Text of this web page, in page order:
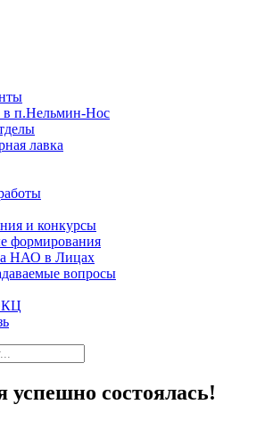
п.Нельмин-Нос
лавка
и конкурсы
формирования
НАО в Лицах
вопросы
успешно состоялась!